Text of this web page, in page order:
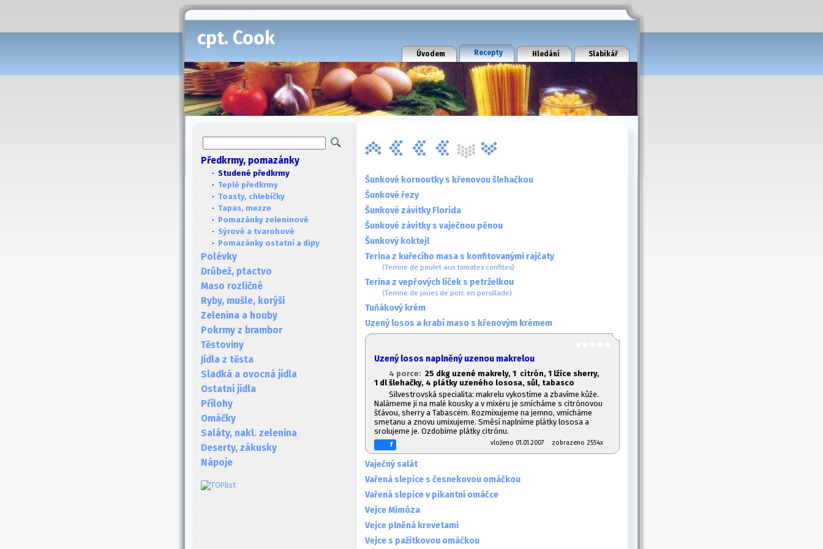
cpt. Cook
Úvodem Recepty Hledání Slabikář
Předkrmy, pomazánky
· Studené předkrmy
· Teplé předkrmy
· Toasty, chlebíčky
· Tapas, mezze
· Pomazánky zeleninové
· Sýrové a tvarohové
· Pomazánky ostatní a dipy
Polévky
Drůbež, ptactvo
Maso rozličné
Ryby, mušle, korýši
Zelenina a houby
Pokrmy z brambor
Těstoviny
Jídla z těsta
Sladká a ovocná jídla
Ostatní jídla
Přílohy
Omáčky
Saláty, nakl. zelenina
Deserty, zákusky
Nápoje
Šunkové kornoutky s křenovou šlehačkou
Šunkové řezy
Šunkové závitky Florida
Šunkové závitky s vaječnou pěnou
Šunkový koktejl
Terina z kuřecího masa s konfitovanými rajčaty
(Terrine de poulet aux tomates confites)
Terina z vepřových líček s petrželkou
(Terrine de joues de porc en persillade)
Tuňákový krém
Uzený losos a krabí maso s křenovým krémem
Uzený losos naplněný uzenou makrelou
4 porce: 25 dkg uzené makrely, 1 citrón, 1 lžíce sherry,
1 dl šlehačky, 4 plátky uzeného lososa, sůl, tabasco
Silvestrovská specialita: makrelu vykostíme a zbavíme kůže.
Nalámeme ji na malé kousky a v mixéru je smícháme s citrónovou
šťávou, sherry a Tabascem. Rozmixujeme na jemno, vmícháme
smetanu a znovu umixujeme. Směsí naplníme plátky lososa a
srolujeme je. Ozdobíme plátky citrónu.
f vloženo 01.01.2007 zobrazeno 2554x
Vaječný salát
Vařená slepice s česnekovou omáčkou
Vařená slepice v pikantní omáčce
Vejce Mimóza
Vejce plněná krevetami
Vejce s pažitkovou omáčkou